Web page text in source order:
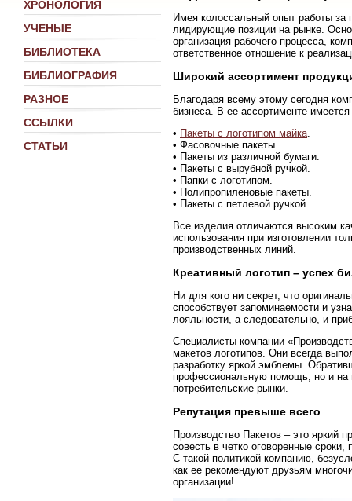
ХРОНОЛОГИЯ
УЧЕНЫЕ
БИБЛИОТЕКА
БИБЛИОГРАФИЯ
РАЗНОЕ
ССЫЛКИ
СТАТЬИ
Имея колоссальный опыт работы за
лидирующие позиции на рынке.
организация рабочего процесса,
ответственное отношение к
Широкий ассортимент
Благодаря всему этому сегодня
бизнеса. В ее ассортименте
• Пакеты с логотипом майка
• Фасовочные пакеты.
• Пакеты из различной бумаги.
• Пакеты с вырубной ручкой.
• Папки с логотипом.
• Полипропиленовые пакеты.
• Пакеты с петлевой ручкой.
Все изделия отличаются высоким
использования при изготовлении
производственных линий.
Креативный логотип – успех
Ни для кого ни секрет, что
способствует запоминаемости и
лояльности, а следовательно, и
Специалисты компании
макетов логотипов. Они всегда
разработку яркой эмблемы.
профессиональную помощь, но и на
потребительские рынки.
Репутация превыше всего
Производство Пакетов – это яркий
совесть в четко оговоренные
С такой политикой компанию,
как ее рекомендуют друзьям
организации!